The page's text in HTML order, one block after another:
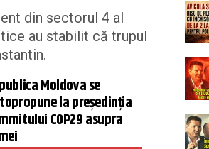
din sectorul 4 al
au stabilit că trupul
Moldova se
la preşedinţia
COP29 asupra